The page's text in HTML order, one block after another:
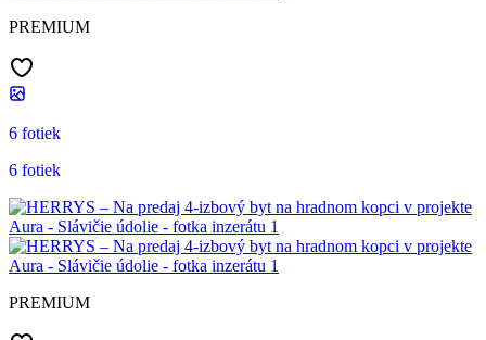
PREMIUM
6 fotiek
6 fotiek
PREMIUM